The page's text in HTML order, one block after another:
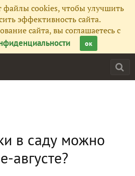
файлы cookies, чтобы улучшить
эффективность сайта.
сайта, вы соглашаетесь с
ок
в саду можно
августе?